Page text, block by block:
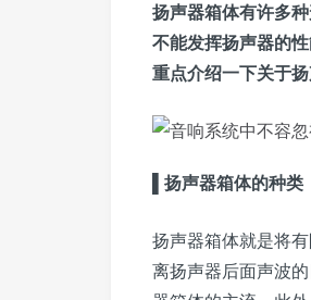
扬声器箱体有许多
不能发挥扬声器的
重点介绍一下关于
扬声器箱体的种类
扬声器箱体就是将
离扬声器后面声波